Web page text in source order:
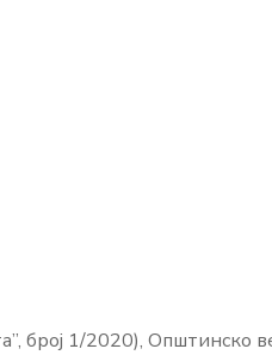
број 1/2020), Општинско